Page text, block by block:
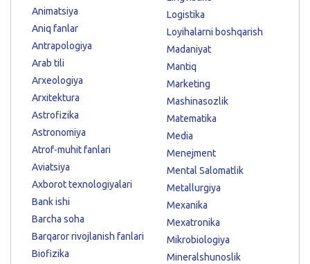
Animatsiya
Aniq fanlar
Antrapologiya
Arab tili
Arxeologiya
Arxitektura
Astrofizika
Astronomiya
Atrof-muhit fanlari
Aviatsiya
Axborot texnologiyalari
Bank ishi
Barcha soha
Barqaror rivojlanish fanlari
Biofizika
Logistika
Loyihalarni boshqarish
Madaniyat
Mantiq
Marketing
Mashinasozlik
Matematika
Media
Menejment
Mental Salomatlik
Metallurgiya
Mexanika
Mexatronika
Mikrobiologiya
Mineralshunoslik